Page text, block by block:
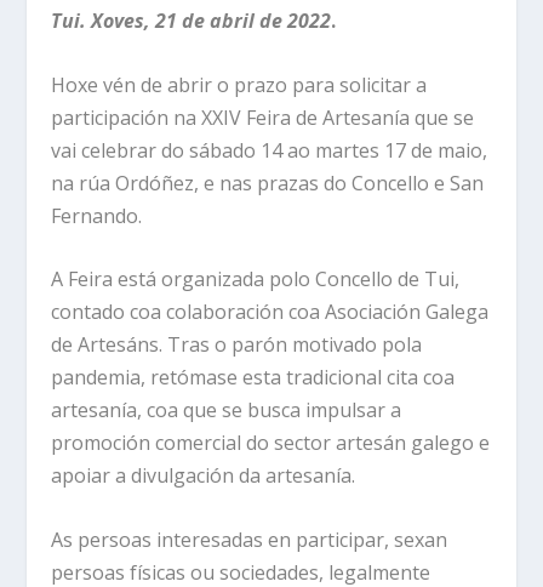
Tui. Xoves, 21 de abril de 2022.
Hoxe vén de abrir o prazo para solicitar a
participación na XXIV Feira de Artesanía que se
vai celebrar do sábado 14 ao martes 17 de maio,
na rúa Ordóñez, e nas prazas do Concello e San
Fernando.
A Feira está organizada polo Concello de Tui,
contado coa colaboración coa Asociación Galega
de Artesáns. Tras o parón motivado pola
pandemia, retómase esta tradicional cita coa
artesanía, coa que se busca impulsar a
promoción comercial do sector artesán galego e
apoiar a divulgación da artesanía.
As persoas interesadas en participar, sexan
persoas físicas ou sociedades, legalmente